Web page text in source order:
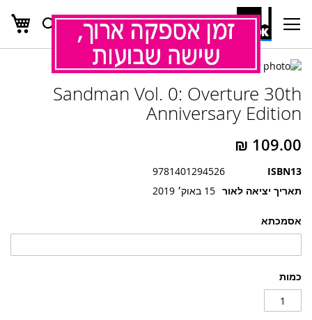
Skip
Content
חפש
אסמכתא
כמות
Sandman Vol. 0: Overture 30th
Anniversary Edition
ISBN13
9781401294526
תאריך יציאה לאור 15 באוק׳ 2019
לדלג
של
גלריית
תמונות
להתחלה
של
גלריית